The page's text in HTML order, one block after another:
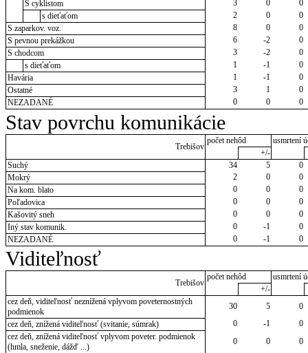
S cyklistom 3 0
0
s dieťaťom
2 0
0
S zaparkov. voz.
8 0
0
S pevnou prekážkou
6 -2
0
S chodcom
3 -2
0
s dieťaťom
1 -1
0
Havária
1 -1
0
Ostatné
3 1
0
NEZADANÉ
0 0 0
Stav povrchu komunikácie
Trebišov
počet nehôd
usmrtení
+/-
Suchý
34 5
0
Mokrý
2 0
0
Na kom. blato
0 0
0
Poľadovica
0 0
0
Kašovitý sneh
0 0
0
Iný stav komunik.
0 -1
0
NEZADANÉ
0 -1 0
Viditeľnosť
Trebišov
počet nehôd
usmrtení
+/-
cez deň, viditeľnosť neznížená vplyvom poveternostných
podmienok
30 5
0
cez deň, znížená viditeľnosť (svitanie, súmrak)
0 -1
0
cez deň, znížená viditeľnosť vplyvom poveter. podmienok
(hmla, sneženie, dážď ...)
0 0
0